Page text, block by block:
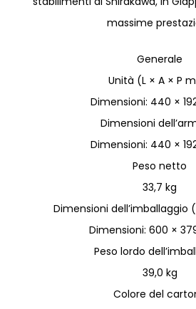
massime
Generale
Unità (L × A × P
Dimensioni: 440 ×
Dimensioni
Dimensioni: 440 ×
Peso netto
33,7 kg
Dimensioni dell’imballaggio
Dimensioni: 600 ×
Peso lordo
39,0 kg
Colore del